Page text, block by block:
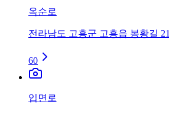
옥순로
전라남도 고흥군 고흥읍 봉황길 21
60
입면로